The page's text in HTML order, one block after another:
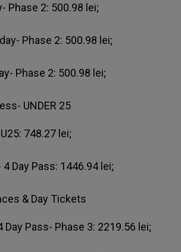
Phase 2: 500.98 lei;
Phase 2: 500.98 lei;
Phase 2: 500.98 lei;
UNDER 25
748.27 lei;
4 Day Pass: 1446.94 lei;
& Day Tickets
Day Pass- Phase 3: 2219.56 lei;